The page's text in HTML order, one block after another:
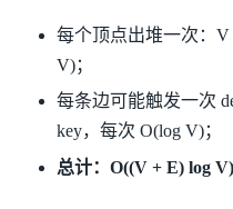
每个顶点出堆一次：V
V)；
每条边可能触发一次
key，每次 O(log V)；
总计：O((V + E) log